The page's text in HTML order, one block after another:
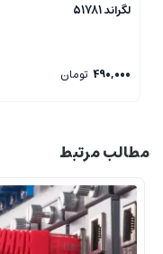
لگراند 51781
490,000 تومان
مطالب مرتبط